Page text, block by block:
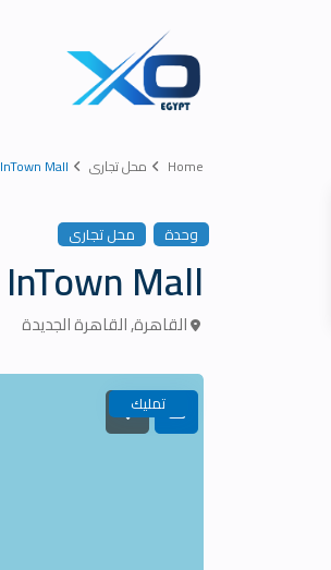
Home محل تجارى InTown Mall
وحدة محل تجارى
InTown Mall
القاهرة,القاهرة الجديدة
تمليك